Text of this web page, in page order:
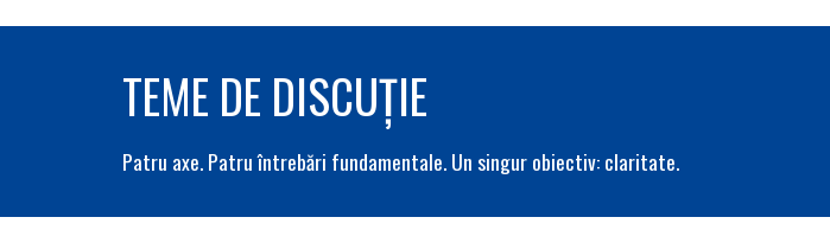
TEME DE DISCUȚIE
Patru axe. Patru întrebări fundamentale. Un singur obiectiv: claritate.